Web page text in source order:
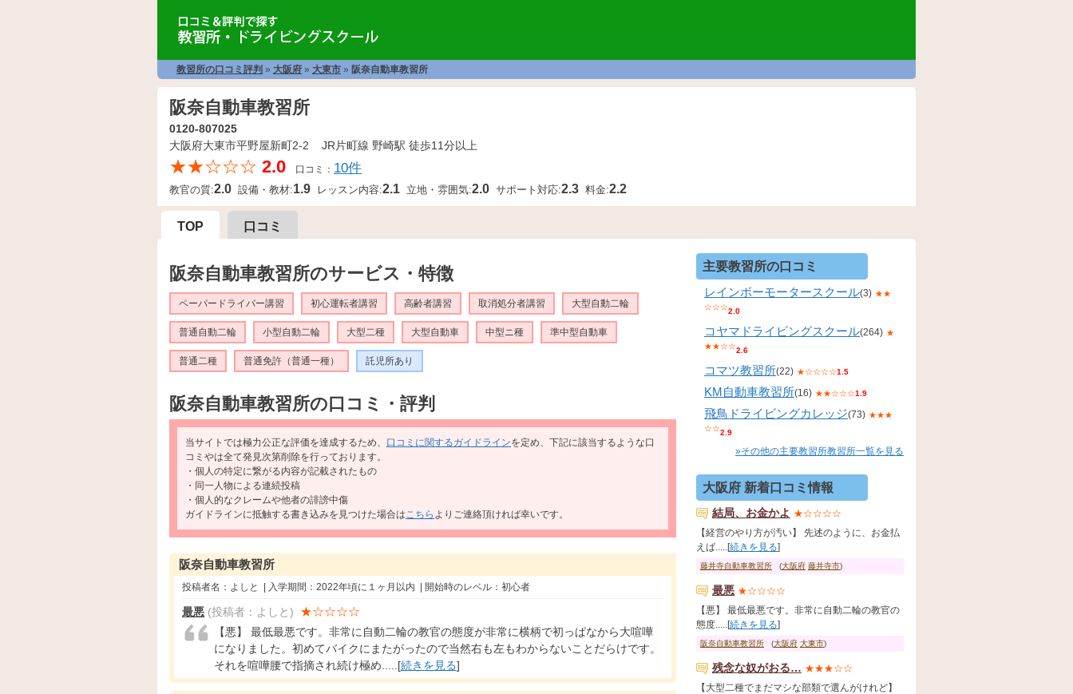
教習所の口コミ評判 » 大阪府 » 大東市 » 阪奈自動車教習所
阪奈自動車教習所
0120-807025
大阪府大東市平野屋新町2-2 JR片町線 野崎駅 徒歩11分以上
★★☆☆☆ 2.0 口コミ： 10件
教官の質:2.0 設備・教材:1.9 レッスン内容:2.1 立地・雰囲気:2.0 サポート対応:2.3 料金:2.2
TOP 口コミ
阪奈自動車教習所のサービス・特徴
ペーパードライバー講習 初心運転者講習 高齢者講習 取消処分者講習 大型自動二輪
普通自動二輪 小型自動二輪 大型二種 大型自動車 中型ニ種 準中型自動車
普通二種 普通免許（普通一種） 託児所あり
阪奈自動車教習所の口コミ・評判
当サイトでは極力公正な評価を達成するため、 口コミに関するガイドラインを定め、下記に該当するような口
コミやは全て発見次第削除を行っております。
・個人の特定に繋がる内容が記載されたもの
・同一人物による連続投稿
・個人的なクレームや他者の誹謗中傷
ガイドラインに抵触する書き込みを見つけた場合はこちら よりご連絡頂ければ幸いです。
阪奈自動車教習所
投稿者名：よしと | 入学期間：2022年頃に１ヶ月以内 | 開始時のレベル：初心者
最悪 (投稿者：よしと) ★☆☆☆☆
【悪】 最低最悪です。非常に自動二輪の教官の態度が非常に横柄で初っぱなから大喧嘩
になりました。初めてバイクにまたがったので当然右も左もわからないことだらけです。
それを喧嘩腰で指摘され続け極め.....[続きを見る]
主要教習所の口コミ
レインボーモータースクール(3) ★★
☆☆☆2.0
コヤマドライビングスクール(264) ★
★★☆☆2.6
コマツ教習所(22) ★☆☆☆☆1.5
KM自動車教習所(16) ★★☆☆☆1.9
飛鳥ドライビングカレッジ(73) ★★★
☆☆2.9
»その他の主要教習所教習所一覧を見る
大阪府 新着口コミ情報
結局、お金かよ ★☆☆☆☆
【経営のやり方が汚い】 先述のように、お金払
えば.....[続きを見る]
藤井寺自動車教習所 (大阪府 藤井寺市)
最悪 ★☆☆☆☆
【悪】 最低最悪です。非常に自動二輪の教官の
態度.....[続きを見る]
阪奈自動車教習所 (大阪府 大東市)
残念な奴がおる… ★★★☆☆
【大型二種でまだマシな部類で選んがけれど】